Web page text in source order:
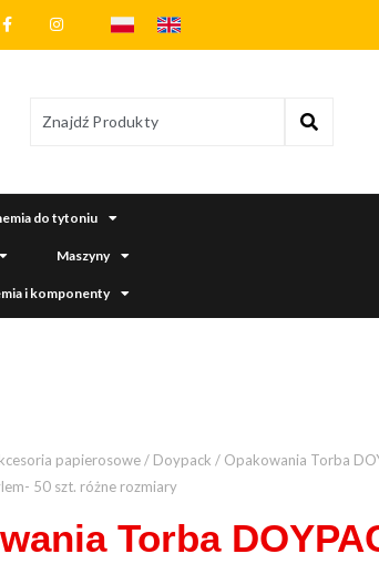
do tytoniu
Maszyny
i komponenty
papierosowe/ Doypack / Opakowania Torba
50 szt. różne rozmiary
Torba